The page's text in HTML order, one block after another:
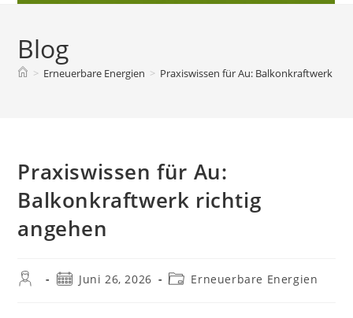
Blog
> Erneuerbare Energien > Praxiswissen für Au: Balkonkraftwerk
Praxiswissen für Au:
Balkonkraftwerk richtig
angehen
Beitrags-BeitragJuni 26, 2026
Beitrags-
Erneuerbare Energien